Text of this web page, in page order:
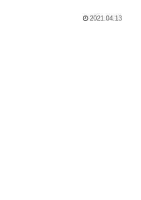
2021.04.13